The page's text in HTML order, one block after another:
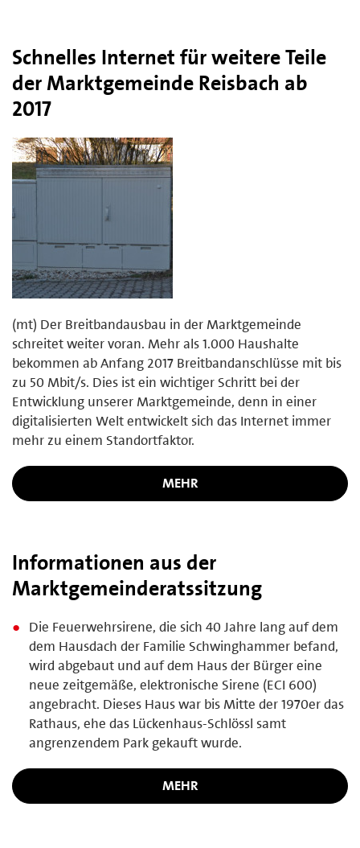
Schnelles Internet für weitere Teile
der Marktgemeinde Reisbach ab
2017
(mt) Der Breitbandausbau in der Marktgemeinde
schreitet weiter voran. Mehr als 1.000 Haushalte
bekommen ab Anfang 2017 Breitbandanschlüsse mit bis
zu 50 Mbit/s. Dies ist ein wichtiger Schritt bei der
Entwicklung unserer Marktgemeinde, denn in einer
digitalisierten Welt entwickelt sich das Internet immer
mehr zu einem Standortfaktor.
MEHR
Informationen aus der
Marktgemeinderatssitzung
Die Feuerwehrsirene, die sich 40 Jahre lang auf dem
dem Hausdach der Familie Schwinghammer befand,
wird abgebaut und auf dem Haus der Bürger eine
neue zeitgemäße, elektronische Sirene (ECI 600)
angebracht. Dieses Haus war bis Mitte der 1970er das
Rathaus, ehe das Lückenhaus-Schlössl samt
angrenzendem Park gekauft wurde.
MEHR